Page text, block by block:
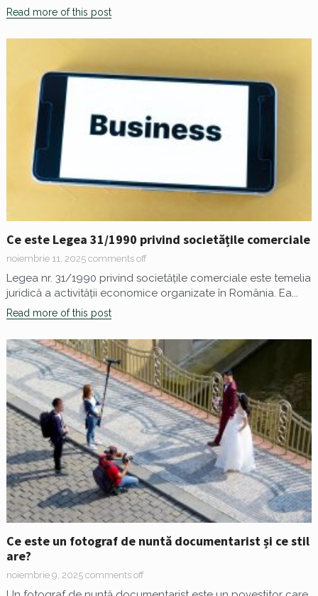
Read more of this post
Ce este Legea 31/1990 privind societățile comerciale
noiembrie 11, 2025 comments off
Legea nr. 31/1990 privind societățile comerciale este temelia
juridică a activității economice organizate în România. Ea...
Read more of this post
Ce este un fotograf de nuntă documentarist și ce stil
are?
noiembrie 9, 2025 comments off